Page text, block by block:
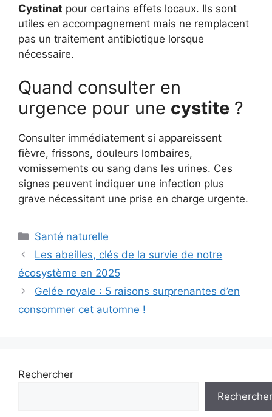
Cystinat pour certains effets locaux. Ils sont
utiles en accompagnement mais ne remplacent
pas un traitement antibiotique lorsque
nécessaire.
Quand consulter en
urgence pour une cystite ?
Consulter immédiatement si appareissent
fièvre, frissons, douleurs lombaires,
vomissements ou sang dans les urines. Ces
signes peuvent indiquer une infection plus
grave nécessitant une prise en charge urgente.
Catégories
Santé naturelle
Les abeilles, clés de la survie de notre
écosystème en 2025
Gelée royale : 5 raisons surprenantes d’en
consommer cet automne !
Rechercher
Rechercher